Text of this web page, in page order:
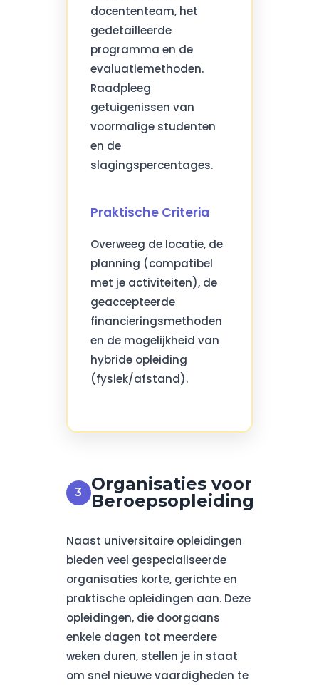
docententeam, het
gedetailleerde
programma en de
evaluatiemethoden.
Raadpleeg
getuigenissen van
voormalige studenten
en de
slagingspercentages.
Praktische Criteria
Overweeg de locatie, de
planning (compatibel
met je activiteiten), de
geaccepteerde
financieringsmethoden
en de mogelijkheid van
hybride opleiding
(fysiek/afstand).
Organisaties voor
Beroepsopleiding
Naast universitaire opleidingen
bieden veel gespecialiseerde
organisaties korte, gerichte en
praktische opleidingen aan. Deze
opleidingen, die doorgaans
enkele dagen tot meerdere
weken duren, stellen je in staat
om snel nieuwe vaardigheden te